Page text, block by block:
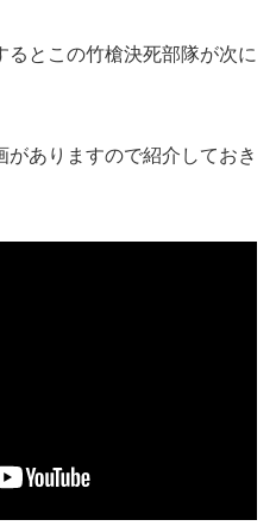
とこの竹槍決死部隊が次に
ありますので紹介しておき